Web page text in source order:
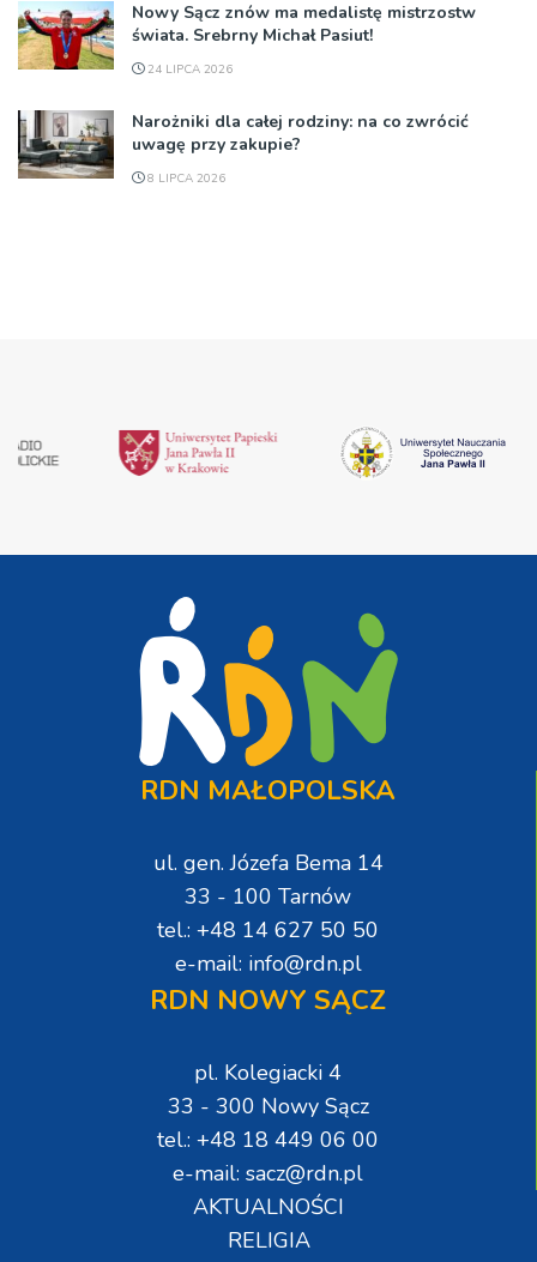
Nowy Sącz znów ma medalistę mistrzostw
świata. Srebrny Michał Pasiut!
24 LIPCA 2026
Narożniki dla całej rodziny: na co zwrócić
uwagę przy zakupie?
8 LIPCA 2026
RDN MAŁOPOLSKA
ul. gen. Józefa Bema 14
33 - 100 Tarnów
tel.: +48 14 627 50 50
e-mail: info@rdn.pl
RDN NOWY SĄCZ
pl. Kolegiacki 4
33 - 300 Nowy Sącz
tel.: +48 18 449 06 00
e-mail: sacz@rdn.pl
AKTUALNOŚCI
RELIGIA